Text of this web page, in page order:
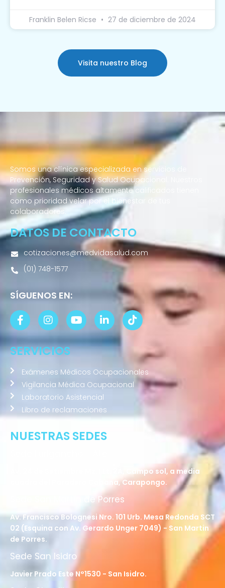
Franklin Belen Ricse 27 de diciembre de 2024
Visita nuestro Blog
Somos una clínica especializada en servicios de
Prevención, Seguridad y Salud Ocupacional. Nuestros
profesionales médicos altamente calificados tienen
como prioridad velar por el bienestar de tus
colaboradores.
DATOS DE CONTACTO
cotizaciones@medvidasalud.com
(01) 748-1577
SÍGUENOS EN:
NUESTRAS SEDES
Av. 24 de Setiembre Mz. I Lt. 2A, Campo sol, a media
cuadra del Paradero Cabana, Carapongo.
Sede San Martín de Porres
Av. Francisco Bolognesi Nro. 101 Urb. Mesa Redonda SCT
02 (Esquina con Av. Gerardo Unger 7049) - San Martin
de Porres.
Sede San Isidro
Javier Prado Este N°1530 - San Isidro.
SERVICIOS
Exámenes Médicos Ocupacionales
Vigilancia Médica Ocupacional
Laboratorio Asistencial
Libro de reclamaciones